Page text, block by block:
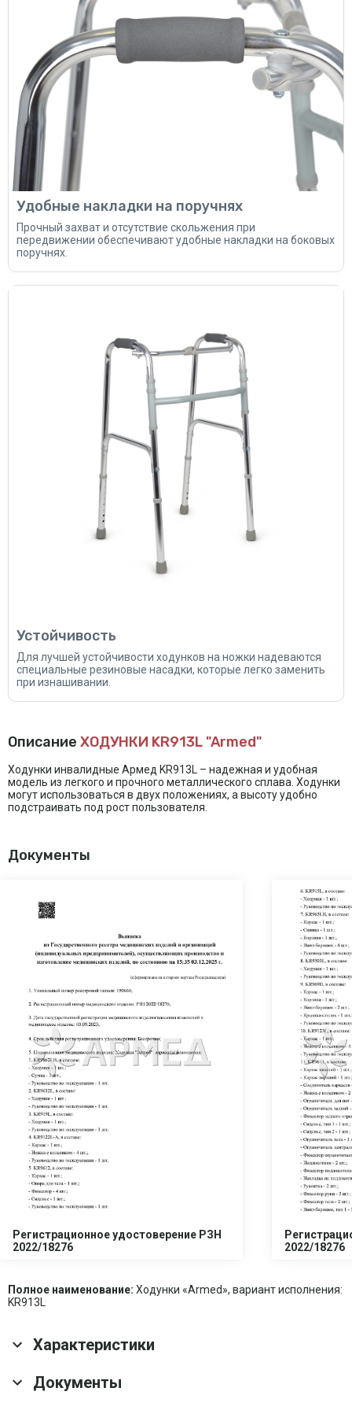
Удобные накладки на поручнях
Прочный захват и отсутствие скольжения при
передвижении обеспечивают удобные накладки на боковых
поручнях.
Устойчивость
Для лучшей устойчивости ходунков на ножки надеваются
специальные резиновые насадки, которые легко заменить
при изнашивании.
Описание ХОДУНКИ KR913L "Armed"
Ходунки инвалидные Армед KR913L – надежная и удобная
модель из легкого и прочного металлического сплава. Ходунки
могут использоваться в двух положениях, а высоту удобно
подстраивать под рост пользователя.
Документы
Регистрационное удостоверение РЗН
2022/18276
2022/18276
Полное наименование: Ходунки «Armed», вариант исполнения:
KR913L
Характеристики
Основные характеристики
Документы